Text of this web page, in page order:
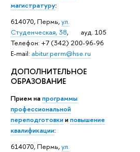
магистратуру:
614070, Пермь,ул.
Студенческая, 38, ауд. 105
Телефон: +7 (342) 200-96-96
E-mail: abitur.perm@hse.ru
ДОПОЛНИТЕЛЬНОЕ
ОБРАЗОВАНИЕ
Прием напрограммы
профессиональной
переподготовкииповышение
квалификации:
614070, Пермь,ул.